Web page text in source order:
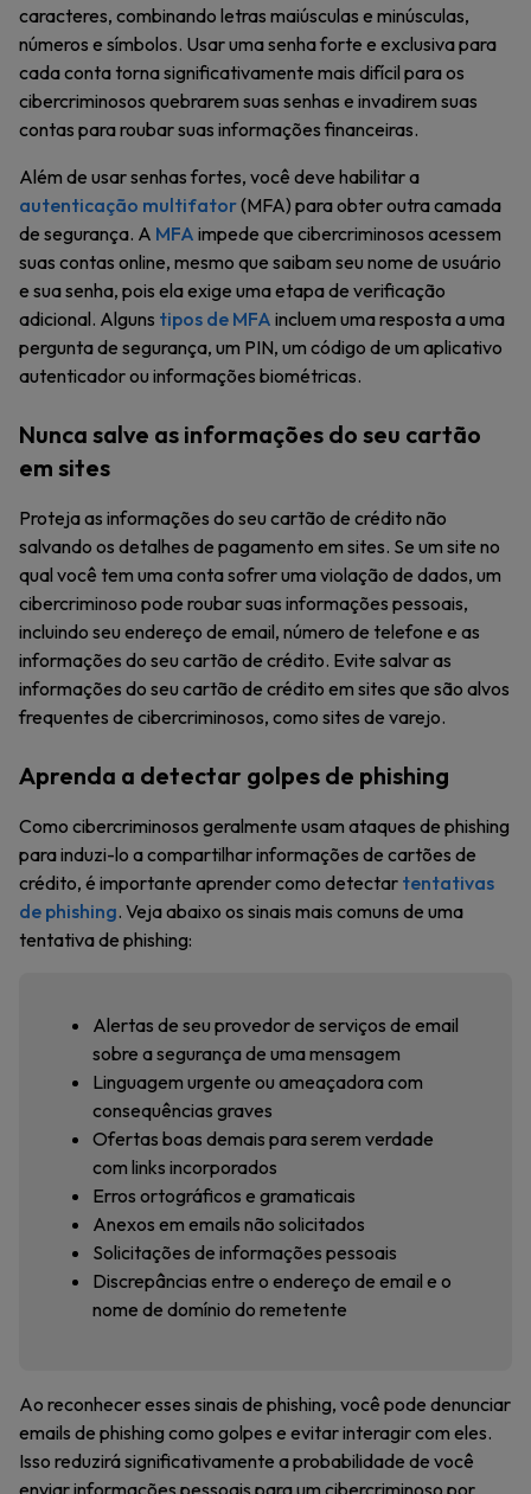
caracteres, combinando letras maiúsculas e minúsculas,
números e símbolos. Usar uma senha forte e exclusiva para
cada conta torna significativamente mais difícil para os
cibercriminosos quebrarem suas senhas e invadirem suas
contas para roubar suas informações financeiras.
Além de usar senhas fortes, você deve habilitar a
autenticação multifator(MFA) para obter outra camada
de segurança. A MFA impede que cibercriminosos acessem
suas contas online, mesmo que saibam seu nome de usuário
e sua senha, pois ela exige uma etapa de verificação
adicional. Alguns tipos de MFA incluem uma resposta a uma
pergunta de segurança, um PIN, um código de um aplicativo
autenticador ou informações biométricas.
Nunca salve as informações do seu cartão
em sites
Proteja as informações do seu cartão de crédito não
salvando os detalhes de pagamento em sites. Se um site no
qual você tem uma conta sofrer uma violação de dados, um
cibercriminoso pode roubar suas informações pessoais,
incluindo seu endereço de email, número de telefone e as
informações do seu cartão de crédito. Evite salvar as
informações do seu cartão de crédito em sites que são alvos
frequentes de cibercriminosos, como sites de varejo.
Aprenda a detectar golpes de phishing
Como cibercriminosos geralmente usam ataques de phishing
para induzi-lo a compartilhar informações de cartões de
crédito, é importante aprender como detectar tentativas
de phishing. Veja abaixo os sinais mais comuns de uma
tentativa de phishing:
Alertas de seu provedor de serviços de email
sobre a segurança de uma mensagem
Linguagem urgente ou ameaçadora com
consequências graves
Ofertas boas demais para serem verdade
com links incorporados
Erros ortográficos e gramaticais
Anexos em emails não solicitados
Solicitações de informações pessoais
Discrepâncias entre o endereço de email e o
nome de domínio do remetente
Ao reconhecer esses sinais de phishing, você pode denunciar
emails de phishing como golpes e evitar interagir com eles.
Isso reduzirá significativamente a probabilidade de você
enviar informações pessoais para um cibercriminoso por